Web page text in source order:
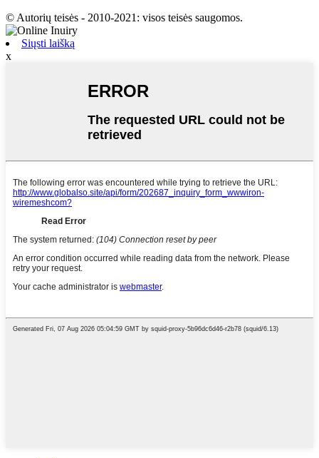
© Autorių teisės - 2010-2021: visos teisės saugomos.
Siųsti laišką
x